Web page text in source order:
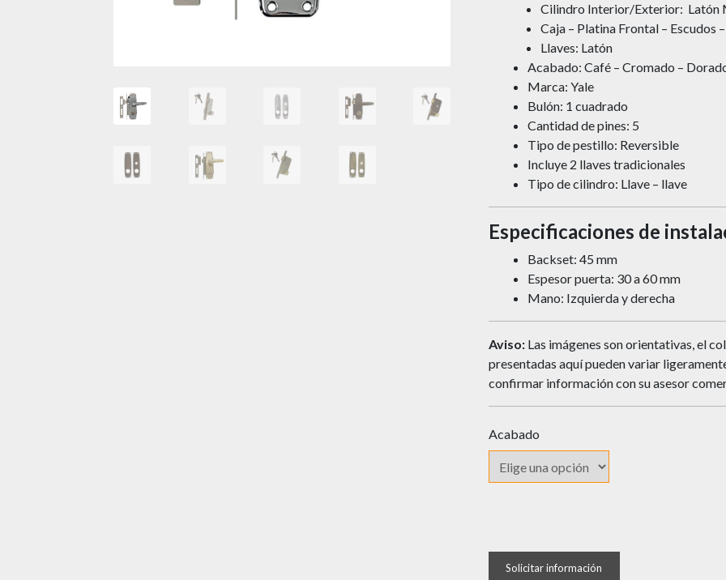
Cilindro Interior/Exterior: Latón
Caja – Platina Frontal – Escudos
Llaves: Latón
Acabado: Café – Cromado –
Marca: Yale
Bulón: 1 cuadrado
Cantidad de pines: 5
Tipo de pestillo: Reversible
Incluye 2 llaves tradicionales
Tipo de cilindro: Llave – llave
Especificaciones de
Backset: 45 mm
Espesor puerta: 30 a 60 mm
Mano: Izquierda y derecha
Aviso:Las imágenes son orientativas, el
presentadas aquí pueden variar
confirmar información con su asesor
Acabado